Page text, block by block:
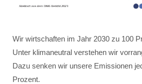
Wir wirtschaften im Jahr 2030 zu 100
Unter klimaneutral verstehen wir
Dazu senken wir unsere Emissionen
Prozent.